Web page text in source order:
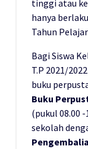
tinggi atau
hanya
Tahun
Bagi Siswa
T.P 2021/
buku
Buku
(pukul 08.00
sekolah